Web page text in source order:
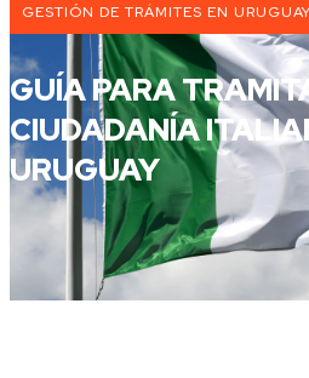
GESTIÓN DE TRÁMITES EN URUGUAY
GUÍA PARA
CIUDADANÍA
URUGUAY